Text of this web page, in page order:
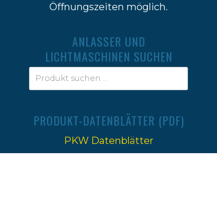
Öffnungszeiten möglich.
ANLASSER UND
LICHTMASCHINEN SUCHEN
PRODUKT-DATENBLÄTTER (PDF)
PKW Datenblätter